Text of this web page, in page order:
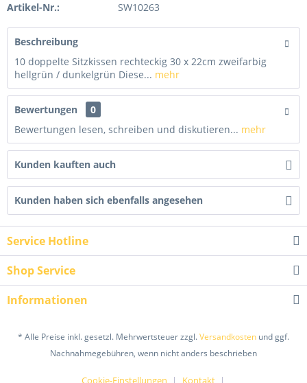
Artikel-Nr.: SW10263
Beschreibung
10 doppelte Sitzkissen rechteckig 30 x 22cm zweifarbig
hellgrün / dunkelgrün Diese... mehr
Bewertungen
0
Bewertungen lesen, schreiben und diskutieren... mehr
Kunden kauften auch
Kunden haben sich ebenfalls angesehen
Service Hotline
Shop Service
Informationen
* Alle Preise inkl. gesetzl. Mehrwertsteuer zzgl.Versandkosten und ggf.
Nachnahmegebühren, wenn nicht anders beschrieben
Cookie-Einstellungen Kontakt